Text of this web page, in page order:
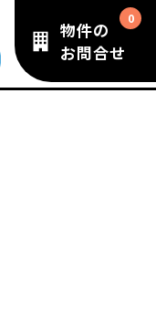
物件の
お問合せ